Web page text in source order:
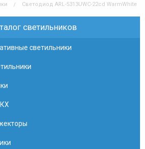
Светодиод ARL-5313UWC-22cd WarmWhite
светильников
светильники